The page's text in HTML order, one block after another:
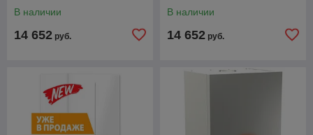
В наличии
14 652 руб.
В наличии
14 652 руб.